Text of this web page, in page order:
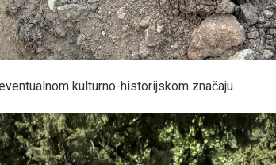
kulturno-historijskom značaju.